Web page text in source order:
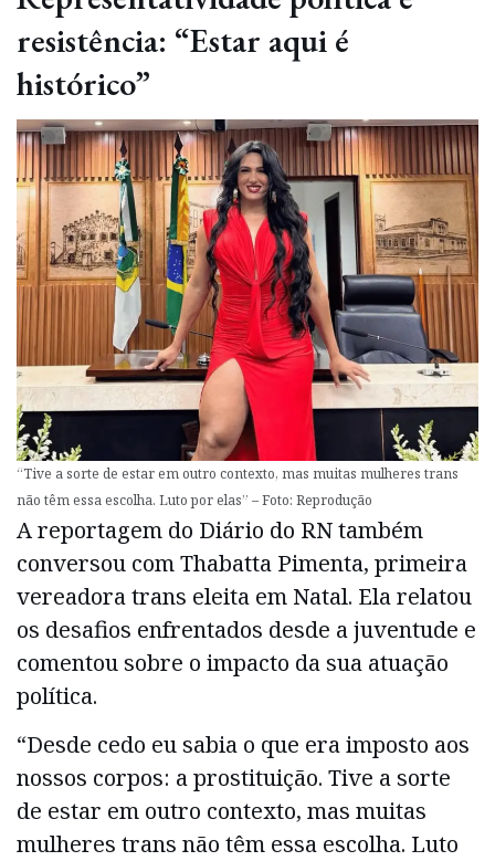
resistência: “Estar aqui é
histórico”
“Tive a sorte de estar em outro contexto, mas muitas mulheres trans
não têm essa escolha. Luto por elas” – Foto: Reprodução
A reportagem do Diário do RN também
conversou com Thabatta Pimenta, primeira
vereadora trans eleita em Natal. Ela relatou
os desafios enfrentados desde a juventude e
comentou sobre o impacto da sua atuação
política.
“Desde cedo eu sabia o que era imposto aos
nossos corpos: a prostituição. Tive a sorte
de estar em outro contexto, mas muitas
mulheres trans não têm essa escolha. Luto